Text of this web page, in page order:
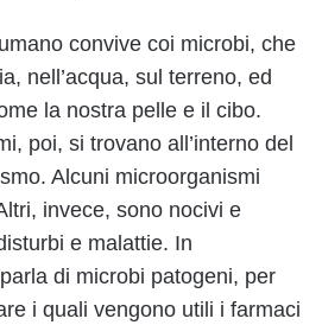
convive coi microbi, che
nell’acqua, sul terreno, ed
la nostra pelle e il cibo.
poi, si trovano all’interno del
Alcuni microorganismi
invece, sono nocivi e
e malattie. In
di microbi patogeni, per
i quali vengono utili i farmaci